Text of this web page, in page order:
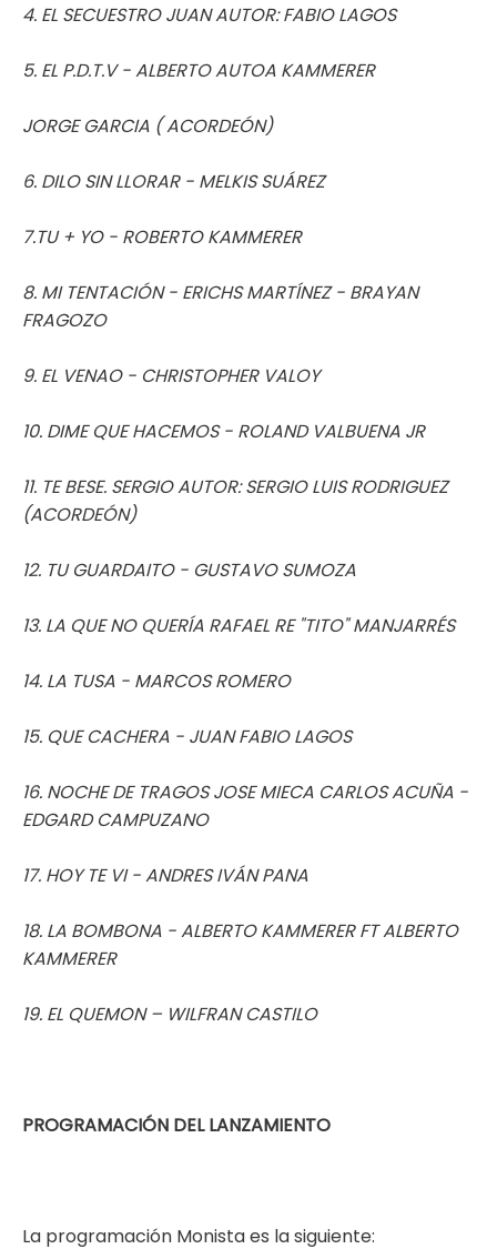
4. EL SECUESTRO JUAN AUTOR: FABIO LAGOS
5. EL P.D.T.V - ALBERTO AUTOA KAMMERER
JORGE GARCIA ( ACORDEÓN)
6. DILO SIN LLORAR - MELKIS SUÁREZ
7.TU + YO - ROBERTO KAMMERER
8. MI TENTACIÓN - ERICHS MARTÍNEZ - BRAYAN
FRAGOZO
9. EL VENAO - CHRISTOPHER VALOY
10. DIME QUE HACEMOS - ROLAND VALBUENA JR
11. TE BESE. SERGIO AUTOR: SERGIO LUIS RODRIGUEZ
(ACORDEÓN)
12. TU GUARDAITO - GUSTAVO SUMOZA
13. LA QUE NO QUERÍA RAFAEL RE "TITO" MANJARRÉS
14. LA TUSA - MARCOS ROMERO
15. QUE CACHERA - JUAN FABIO LAGOS
16. NOCHE DE TRAGOS JOSE MIECA CARLOS ACUÑA -
EDGARD CAMPUZANO
17. HOY TE VI - ANDRES IVÁN PANA
18. LA BOMBONA - ALBERTO KAMMERERFT ALBERTO
KAMMERER
19. EL QUEMON – WILFRAN CASTILO
PROGRAMACIÓN DEL LANZAMIENTO
La programación Monista es la siguiente: